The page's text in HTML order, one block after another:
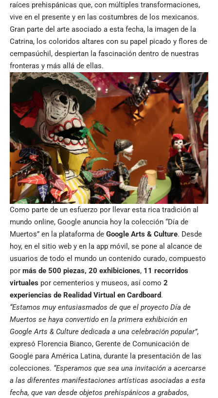
raíces prehispánicas que, con múltiples transformaciones,
vive en el presente y en las costumbres de los mexicanos.
Gran parte del arte asociado a esta fecha, la imagen de la
Catrina, los coloridos altares con su papel picado y flores de
cempasúchil, despiertan la fascinación dentro de nuestras
fronteras y más allá de ellas.
Como parte de un esfuerzo por llevar esta rica tradición al
mundo online, Google anuncia hoy la colección “Día de
Muertos” en la plataforma de Google Arts & Culture. Desde
hoy, en el sitio web y en la app móvil, se pone al alcance de
usuarios de todo el mundo un contenido curado, compuesto
por más de 500 piezas, 20 exhibiciones, 11 recorridos
virtuales por cementerios y museos, así como 2
experiencias de Realidad Virtual en Cardboard.
“Estamos muy entusiasmados de que el proyecto Día de
Muertos se haya convertido en la primera exhibición en
Google Arts & Culture dedicada a una celebración popular”,
expresó Florencia Bianco, Gerente de Comunicación de
Google para América Latina, durante la presentación de las
colecciones. “Esperamos que sea una invitación a acercarse
a las diferentes manifestaciones artísticas asociadas a esta
fecha, que van desde objetos prehispánicos a grabados,